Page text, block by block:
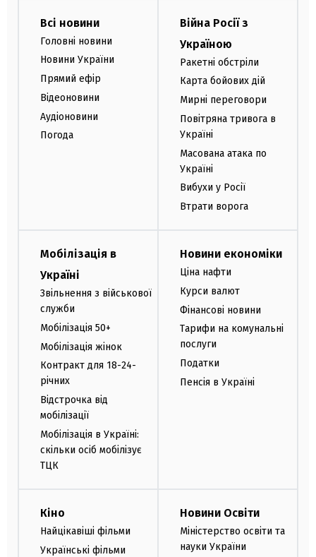
Всі новини
Головні новини
Новини України
Прямий ефір
Відеоновини
Аудіоновини
Погода
Війна Росії з
Україною
Ракетні обстріли
Карта бойових дій
Мирні переговори
Повітряна тривога в
Україні
Масована атака по
Україні
Вибухи у Росії
Втрати ворога
Мобілізація в
Україні
Звільнення з військової
служби
Мобілізація 50+
Мобілізація жінок
Контракт для 18-24-
річних
Відстрочка від
мобілізації
Мобілізація в Україні:
скільки осіб мобілізує
ТЦК
Новини економіки
Ціна нафти
Курси валют
Фінансові новини
Тарифи на комунальні
послуги
Податки
Пенсія в Україні
Кіно
Найцікавіші фільми
Українські фільми
Новини Освіти
Міністерство освіти та
науки України